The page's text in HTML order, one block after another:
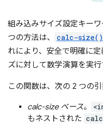
組み込みサイズ設定キー
つの方法は、
calc-size()
れにより、安全で明確に
ズに対して数学演算を実行
この関数は、次の 2 つの
calc-size ベース。
もネストされた